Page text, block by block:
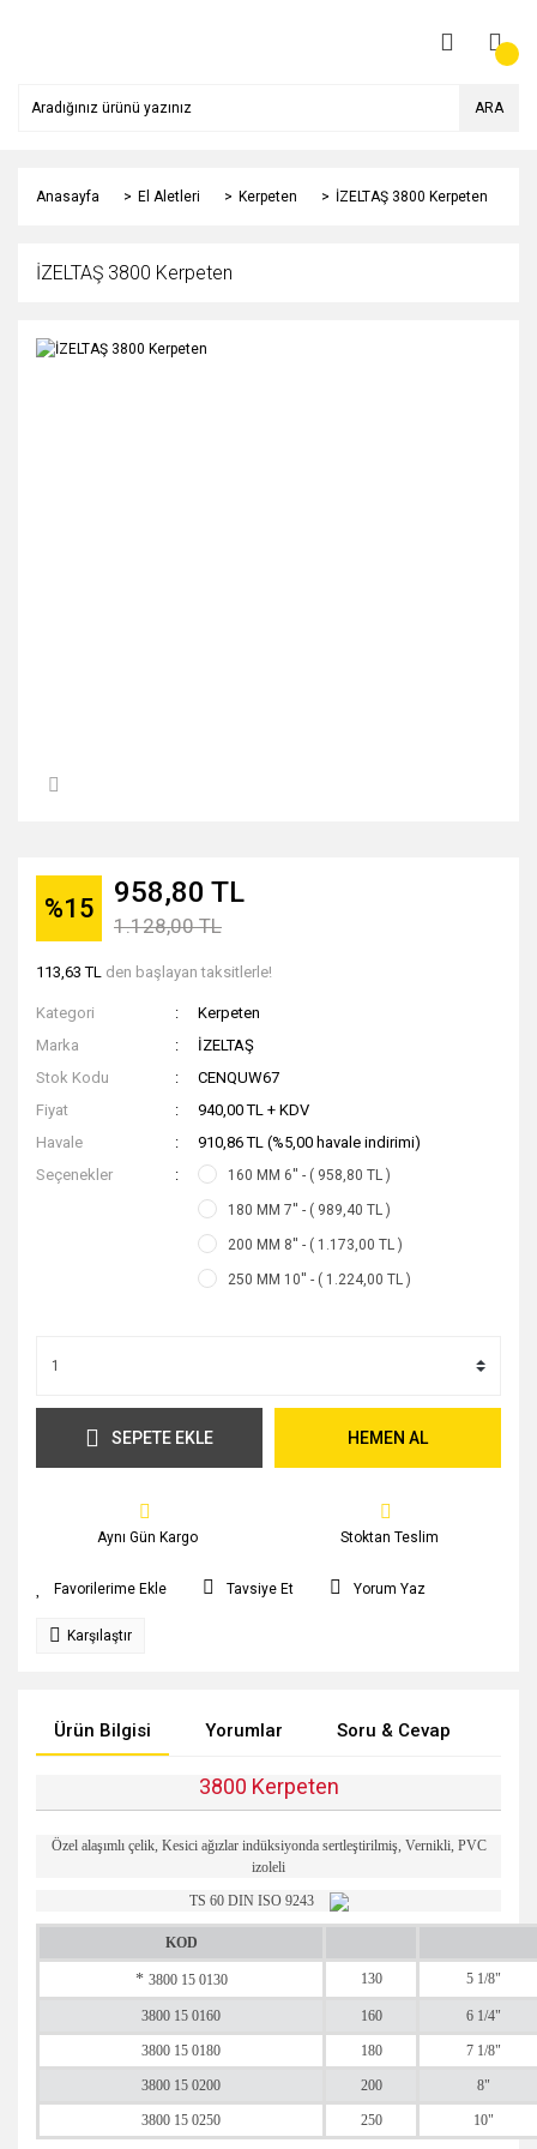
ARA
Anasayfa El Aletleri Kerpeten İZELTAŞ 3800 Kerpeten
İZELTAŞ 3800 Kerpeten
%15 958,80 TL
1.128,00 TL
113,63 TL den başlayan taksitlerle!
Kategori
Kerpeten
Marka
İZELTAŞ
Stok Kodu
CENQUW67
Fiyat
940,00 TL + KDV
Havale
910,86 TL (%5,00 havale indirimi)
Seçenekler
160 MM 6'' - ( 958,80 TL )
180 MM 7'' - ( 989,40 TL )
200 MM 8'' - ( 1.173,00 TL )
250 MM 10'' - ( 1.224,00 TL )
SEPETE EKLE HEMEN AL
Aynı Gün Kargo Stoktan Teslim
Tavsiye Et Yorum Yaz
Karşılaştır
Ürün Bilgisi Yorumlar Soru & Cevap
3800 Kerpeten
Özel alaşımlı çelik, Kesici ağızlar indüksiyonda sertleştirilmiş, Vernikli, PVC
izoleli
TS 60 DIN ISO 9243
KOD
* 3800 15 0130 130 5 1/8"
3800 15 0160 160 6 1/4"
3800 15 0180 180 7 1/8"
3800 15 0200 200 8"
3800 15 0250 250 10"